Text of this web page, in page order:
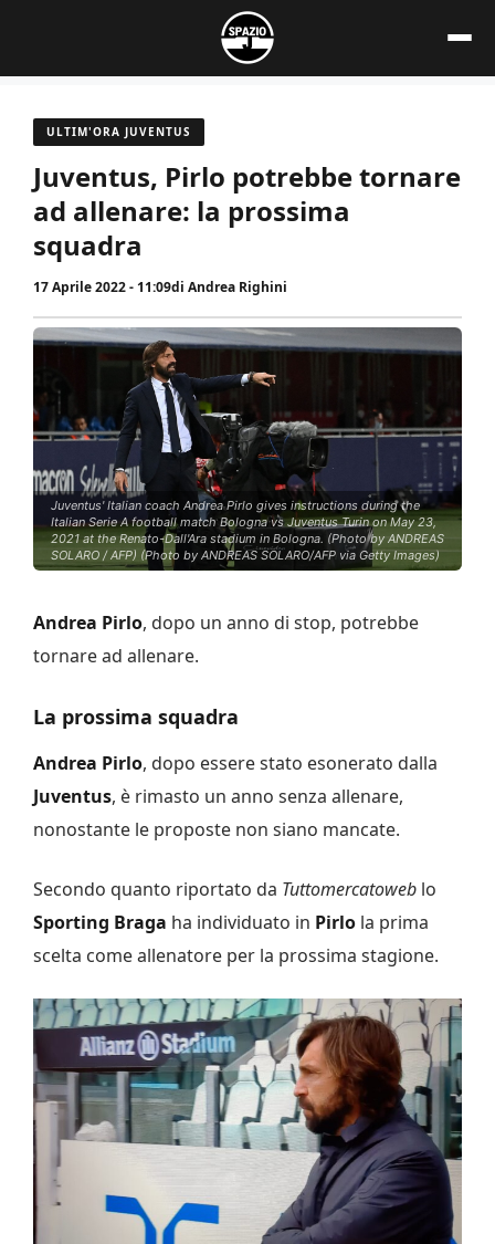
contenuto
ULTIM'ORA JUVENTUS
Juventus, Pirlo potrebbe tornare
ad allenare: la prossima
squadra
17 Aprile 2022 - 11:09di Andrea Righini
Juventus' Italian coach Andrea Pirlo gives instructions during the
Italian Serie A football match Bologna vs Juventus Turin on May 23,
2021 at the Renato-Dall'Ara stadium in Bologna. (Photo by ANDREAS
SOLARO / AFP) (Photo by ANDREAS SOLARO/AFP via Getty Images)
Andrea Pirlo, dopo un anno di stop, potrebbe
tornare ad allenare.
La prossima squadra
Andrea Pirlo, dopo essere stato esonerato dalla
Juventus, è rimasto un anno senza allenare,
nonostante le proposte non siano mancate.
Secondo quanto riportato da Tuttomercatoweb lo
Sporting Braga ha individuato in Pirlo la prima
scelta come allenatore per la prossima stagione.